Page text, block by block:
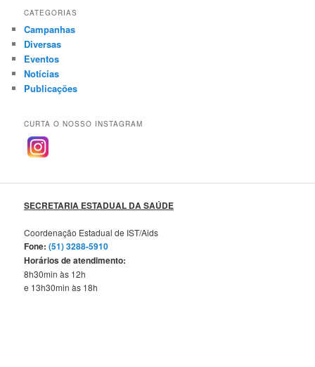
CATEGORIAS
Campanhas
Diversas
Eventos
Notícias
Publicações
CURTA O NOSSO INSTAGRAM
SECRETARIA ESTADUAL DA SAÚDE
Coordenação Estadual de IST/Aids
Fone: (51) 3288-5910
Horários de atendimento:
8h30min às 12h
e 13h30min às 18h